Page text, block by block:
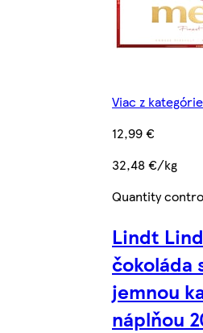
Viac z kategórie
12,99 €
32,48 €/kg
Quantity
Lindt
čokoláda
jemnou
náplňou